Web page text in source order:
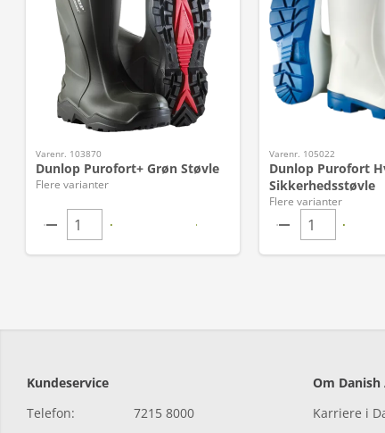
Varenr. 103870
Dunlop Purofort+ Grøn Støvle
Flere varianter
Varenr. 105022
Dunlop Purofort
Sikkerhedsstøvle
Flere varianter
Kundeservice
Telefon:
7215 8000
Om Danish
Karriere i